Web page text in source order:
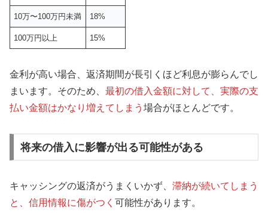
10万〜100万円未満 18%
100万円以上 15%
金利が高い場合、返済期間が長引くほど利息が膨らんでし
まいます。そのため、 最初の借入金額に対して、実際の支
払い金額はかなり増えてしまう 場合がほとんどです。
将来の借入に影響が出る可能性がある
キャッシングの返済がうまくいかず、 滞納が続いてしまう
と、信用情報に傷がつく 可能性があります。